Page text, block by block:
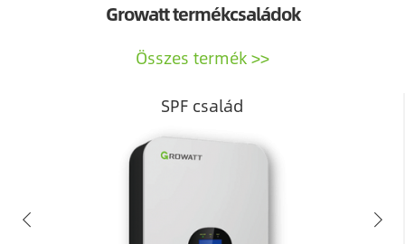
Growatt termékcsaládok
Összes termék
SPF család